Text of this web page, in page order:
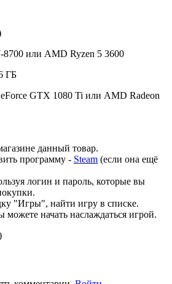
8700 или AMD Ryzen 5 3600
ГБ
GTX 1080 Ti или AMD Radeon
данный товар.
программу - Steam (если она ещё
логин и пароль, которые вы
"Игры", найти игру в списке.
можете начать наслаждаться игрой.